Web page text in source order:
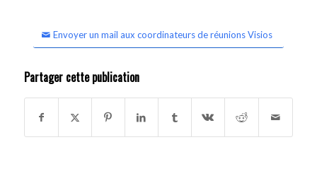
Envoyer un mail aux coordinateurs de réunions Visios
Partager cette publication